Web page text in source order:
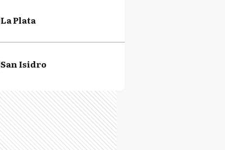
La Plata
San Isidro